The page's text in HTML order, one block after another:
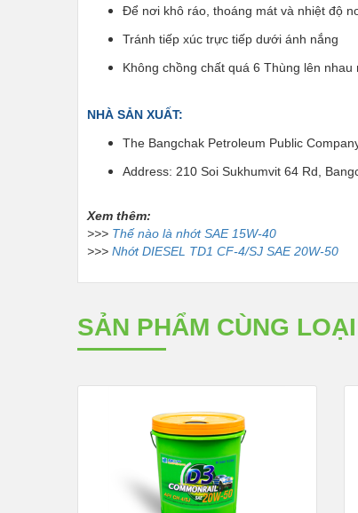
Để nơi khô ráo, thoáng mát và nhiệt độ
Tránh tiếp xúc trực tiếp dưới ánh nắng
Không chồng chất quá 6 Thùng lên
NHÀ SẢN XUẤT:
The Bangchak Petroleum Public
Address: 210 Soi Sukhumvit 64 Rd,
Xem thêm:
>>> Thế nào là nhớt SAE 15W-40
>>> Nhớt DIESEL TD1 CF-4/SJ SAE 20W-50
SẢN PHẨM CÙNG LOẠI